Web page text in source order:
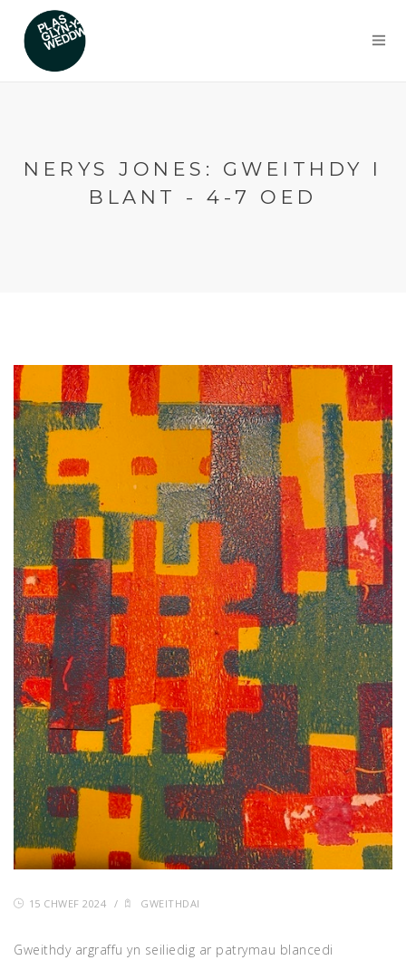
NERYS JONES: GWEITHDY I
BLANT - 4-7 OED
15 CHWEF 2024 / GWEITHDAI
Gweithdy argraffu yn seiliedig ar patrymau blancedi